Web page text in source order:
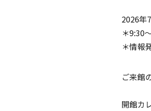
2026年
＊9:30
＊情報
ご来館
開館カ